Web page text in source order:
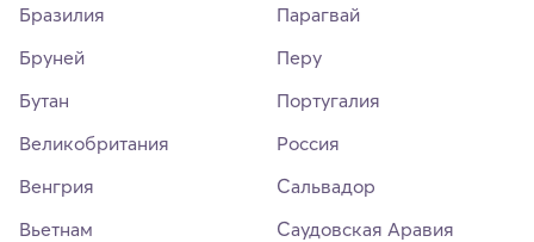
Бразилия
Бруней
Бутан
Великобритания
Венгрия
Вьетнам
Парагвай
Перу
Португалия
Россия
Сальвадор
Саудовская Аравия